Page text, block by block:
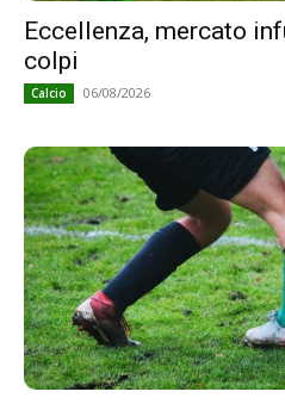
Eccellenza, mercato
colpi
Calcio 06/08/2026